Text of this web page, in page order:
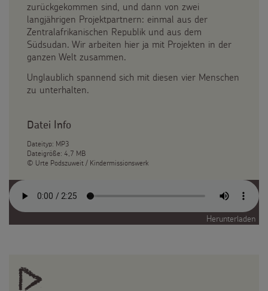
zurückgekommen sind, und dann von zwei
langjährigen Projektpartnern: einmal aus der
Zentralafrikanischen Republik und aus dem
Südsudan. Wir arbeiten hier ja mit Projekten in der
ganzen Welt zusammen.
Unglaublich spannend sich mit diesen vier Menschen
zu unterhalten.
Datei Info
Dateityp: MP3
Dateigröße: 4,7 MB
© Urte Podszuweit / Kindermissionswerk
Herunterladen